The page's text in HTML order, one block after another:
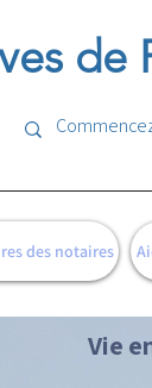
de
des notaires
Vie